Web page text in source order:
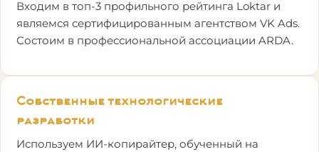
Входим в топ-3 профильного рейтинга Loktar и
являемся сертифицированным агентством VK Ads.
Состоим в профессиональной ассоциации ARDA.
Собственные технологические
разработки
Используем ИИ-копирайтер, обученный на